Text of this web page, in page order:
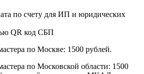
по счету для ИП и юридических
QR код СБП
по Москве: 1500 рублей.
по Московской области: 1500